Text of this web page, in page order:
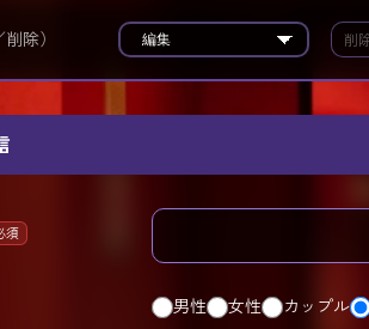
除）
須
男性 女性 カップル